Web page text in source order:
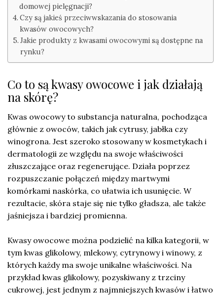
domowej pielęgnacji?
Czy są jakieś przeciwwskazania do stosowania
kwasów owocowych?
Jakie produkty z kwasami owocowymi są dostępne na
rynku?
Co to są kwasy owocowe i jak działają
na skórę?
Kwas owocowy to substancja naturalna, pochodząca
głównie z owoców, takich jak cytrusy, jabłka czy
winogrona. Jest szeroko stosowany w kosmetykach i
dermatologii ze względu na swoje właściwości
złuszczające oraz regenerujące. Działa poprzez
rozpuszczanie połączeń między martwymi
komórkami naskórka, co ułatwia ich usunięcie. W
rezultacie, skóra staje się nie tylko gładsza, ale także
jaśniejsza i bardziej promienna.
Kwasy owocowe można podzielić na kilka kategorii, w
tym kwas glikolowy, mlekowy, cytrynowy i winowy, z
których każdy ma swoje unikalne właściwości. Na
przykład kwas glikolowy, pozyskiwany z trzciny
cukrowej, jest jednym z najmniejszych kwasów i łatwo